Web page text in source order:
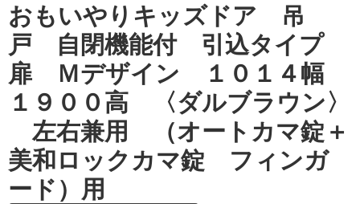
おもいやりキッズドア 吊
戸 自閉機能付 引込タイプ
扉 Ｍデザイン １０１４幅
１９００高 〈ダルブラウン〉
左右兼用 （オートカマ錠＋
美和ロックカマ錠 フィンガ
ード）用